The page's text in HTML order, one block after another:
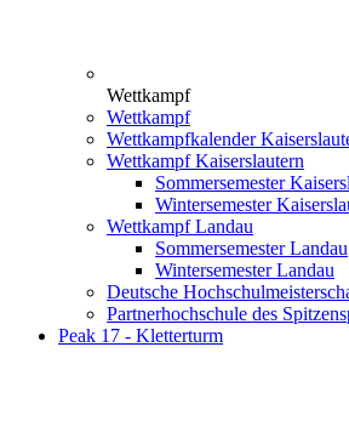
Wettkampf
Wettkampf
Wettkampfkalender
Wettkampf Kaiserslautern
Sommersemester
Wintersemester
Wettkampf Landau
Sommersemester Landau
Wintersemester Landau
Deutsche
Partnerhochschule des
Peak 17 - Kletterturm